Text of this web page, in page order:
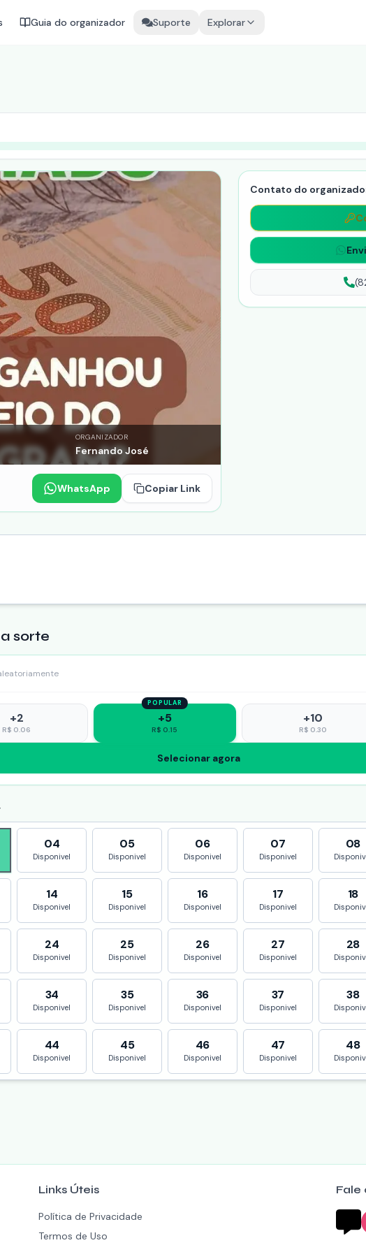
Guia do organizador Suporte Explorar
ORGANIZADOR
Fernando José
WhatsApp Copiar Link
Contato do
sorte
+2
R$ 0.06
POPULAR
+5
R$ 0.15
+10
R$ 0.30
Selecionar agora
04
Disponivel
05
Disponivel
06
Disponivel
07
Disponivel
08
14
Disponivel
15
Disponivel
16
Disponivel
17
Disponivel
18
24
Disponivel
25
Disponivel
26
Disponivel
27
Disponivel
28
34
Disponivel
35
Disponivel
36
Disponivel
37
Disponivel
38
44
Disponivel
45
Disponivel
46
Disponivel
47
Disponivel
48
Links Úteis
Política de Privacidade
Termos de Uso
Fale